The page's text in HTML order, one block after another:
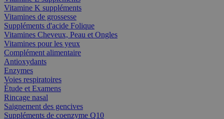
Vitamine K suppléments
Vitamines de grossesse
Suppléments d'acide Folique
Vitamines Cheveux, Peau et Ongles
Vitamines pour les yeux
Complément alimentaire
Antioxydants
Enzymes
Voies respiratoires
Étude et Examens
Rincage nasal
Saignement des gencives
Suppléments de coenzyme Q10